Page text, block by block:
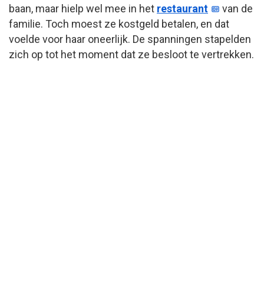
baan, maar hielp wel mee in het restaurant
van de
familie. Toch moest ze kostgeld betalen, en dat
voelde voor haar oneerlijk. De spanningen stapelden
zich op tot het moment dat ze besloot te vertrekken.